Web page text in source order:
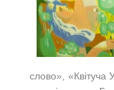
слово», «Квітуча